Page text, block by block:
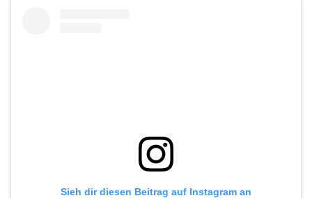
Sieh dir diesen Beitrag auf Instagram an